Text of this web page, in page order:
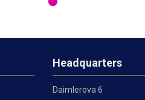
až 1 Gbps (1000 Base-T). Plášť
Headquarters
Daimlerova 6